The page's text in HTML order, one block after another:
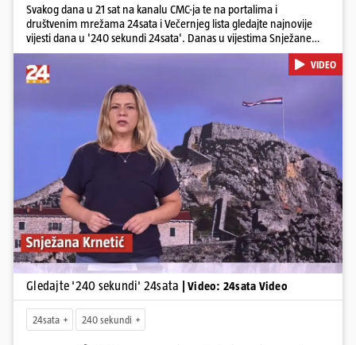
Svakog dana u 21 sat na kanalu CMC-ja te na portalima i
društvenim mrežama 24sata i Večernjeg lista gledajte najnovije
vijesti dana u '240 sekundi 24sata'. Danas u vijestima Snježane
Krnetić: Hrvatska je obilježila 31. obljetnicu Oluje, a pažnju je
privuklo ignoriranje predsjednika Zorana Milanovića i premijera
Andreja Plenkovića u Kninu. Donosimo i detalje o većim
braniteljskim mirovinama, apelu obitelji Hrvata u komi u Irskoj,
upozorenjima nakon nove tragedije na električnom romobilu te
smanjenju proizvodnje u nuklearnoj elektrani Krško.
Pokretanje videa...
VIDEO
Gledajte '240 sekundi' 24sata | Video: 24sata Video
24sata 240 sekundi